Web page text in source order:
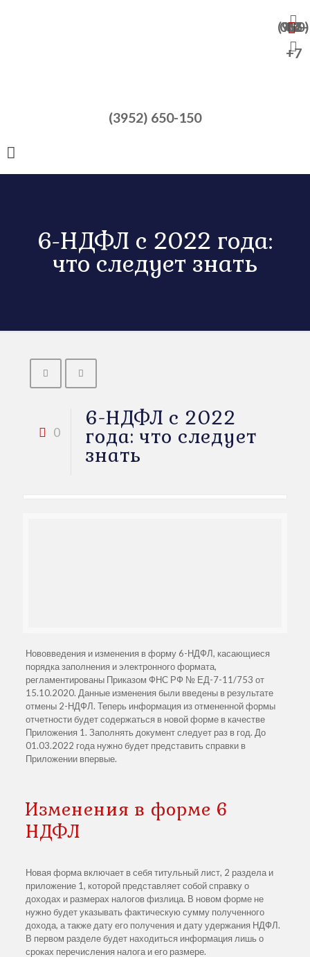
+7 (950) 065-47-82
+7
(3952) 650-150
6-НДФЛ с 2022 года:
что следует знать
0
6-НДФЛ с 2022
года: что следует
знать
Нововведения и изменения в форму 6-НДФЛ, касающиеся
порядка заполнения и электронного формата,
регламентированы Приказом ФНС РФ № ЕД-7-11/753 от
15.10.2020. Данные изменения были введены в результате
отмены 2-НДФЛ. Теперь информация из отмененной формы
отчетности будет содержаться в новой форме в качестве
Приложения 1. Заполнять документ следует раз в год. До
01.03.2022 года нужно будет представить справки в
Приложении впервые.
Изменения в форме 6
НДФЛ
Новая форма включает в себя титульный лист, 2 раздела и
приложение 1, которой представляет собой справку о
доходах и размерах налогов физлица. В новом форме не
нужно будет указывать фактическую сумму полученного
дохода, а также дату его получения и дату удержания НДФЛ.
В первом разделе будет находиться информация лишь о
сроках перечисления налога и его размере.